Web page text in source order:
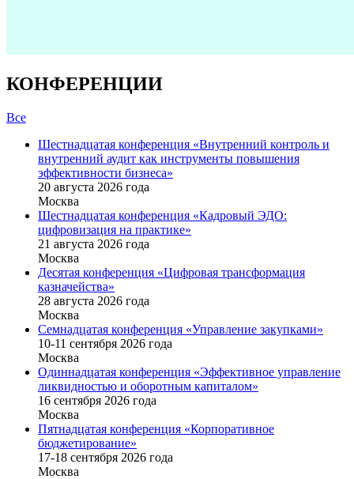
КОНФЕРЕНЦИИ
Все
Шестнадцатая конференция «Внутренний контроль и
внутренний аудит как инструменты повышения
эффективности бизнеса»
20 августа 2026 года
Москва
Шестнадцатая конференция «Кадровый ЭДО:
цифровизация на практике»
21 августа 2026 года
Москва
Десятая конференция «Цифровая трансформация
казначейства»
28 августа 2026 года
Москва
Семнадцатая конференция «Управление закупками»
10-11 сентября 2026 года
Москва
Одиннадцатая конференция «Эффективное управление
ликвидностью и оборотным капиталом»
16 cентября 2026 года
Москва
Пятнадцатая конференция «Корпоративное
бюджетирование»
17-18 сентября 2026 года
Москва